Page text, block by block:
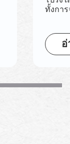
ทั้งการ